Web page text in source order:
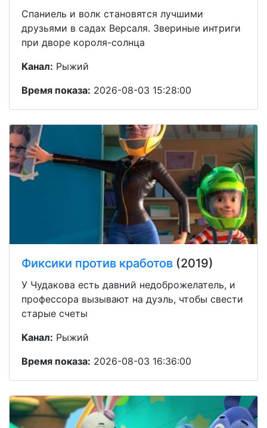
Спаниель и волк становятся лучшими
друзьями в садах Версаля. Звериные интриги
при дворе короля-солнца
Канал: Рыжий
Время показа: 2026-08-03 15:28:00
Фиксики против кработов (2019)
У Чудакова есть давний недоброжелатель, и
профессора вызывают на дуэль, чтобы свести
старые счеты
Канал: Рыжий
Время показа: 2026-08-03 16:36:00